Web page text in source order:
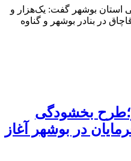
‌استان بوشهر گفت: یک‌هزار و
قاچاق در بنادر بوشهر و گناوه
بخشودگی
در بوشهر آغاز